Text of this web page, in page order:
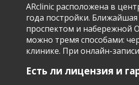
ARclinic расположена в
года постройки.
проспектом и набережной
можно тремя способами:
клинике. При онлайн-
Есть ли лицензия и